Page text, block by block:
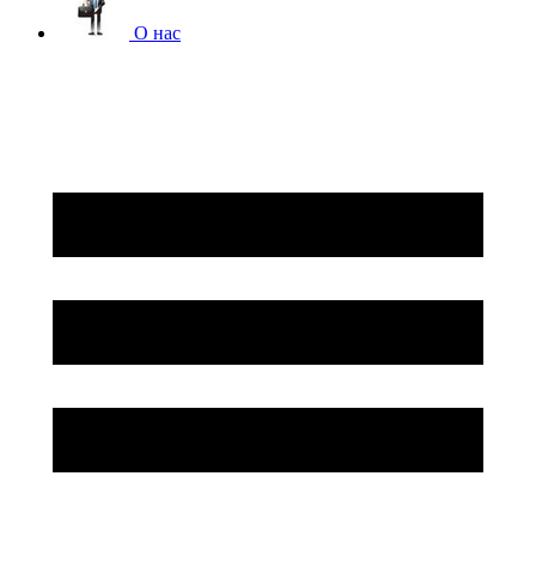
О нас